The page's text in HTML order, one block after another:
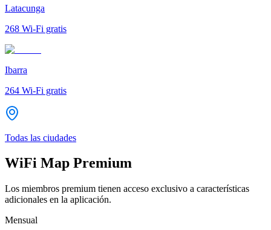
Latacunga
268 Wi-Fi gratis
Ibarra
264 Wi-Fi gratis
Todas las ciudades
WiFi Map Premium
Los miembros premium tienen acceso exclusivo a características
adicionales en la aplicación.
Mensual